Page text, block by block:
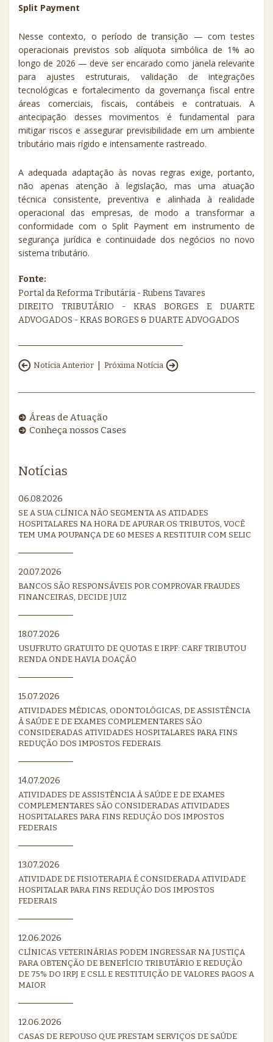
Notícias
06.08.2026
SE A SUA CLÍNICA NÃO SEGMENTA AS ATIDADES
HOSPITALARES NA HORA DE APURAR OS TRIBUTOS, VOCÊ
TEM UMA POUPANÇA DE 60 MESES A RESTITUIR COM SELIC
20.07.2026
BANCOS SÃO RESPONSÁVEIS POR COMPROVAR FRAUDES
FINANCEIRAS, DECIDE JUIZ
18.07.2026
USUFRUTO GRATUITO DE QUOTAS E IRPF: CARF TRIBUTOU
RENDA ONDE HAVIA DOAÇÃO
15.07.2026
ATIVIDADES MÉDICAS, ODONTOLÓGICAS, DE ASSISTÊNCIA
À SAÚDE E DE EXAMES COMPLEMENTARES SÃO
CONSIDERADAS ATIVIDADES HOSPITALARES PARA FINS
REDUÇÃO DOS IMPOSTOS FEDERAIS.
14.07.2026
ATIVIDADES DE ASSISTÊNCIA À SAÚDE E DE EXAMES
COMPLEMENTARES SÃO CONSIDERADAS ATIVIDADES
HOSPITALARES PARA FINS REDUÇÃO DOS IMPOSTOS
FEDERAIS
13.07.2026
ATIVIDADE DE FISIOTERAPIA É CONSIDERADA ATIVIDADE
HOSPITALAR PARA FINS REDUÇÃO DOS IMPOSTOS
FEDERAIS
12.06.2026
CLÍNICAS VETERINÁRIAS PODEM INGRESSAR NA JUSTIÇA
PARA OBTENÇÃO DE BENEFÍCIO TRIBUTÁRIO E REDUÇÃO
DE 75% DO IRPJ E CSLL E RESTITUIÇÃO DE VALORES PAGOS A
MAIOR
12.06.2026
CASAS DE REPOUSO QUE PRESTAM SERVIÇOS DE SAÚDE
Split Payment
Nesse contexto, o período de transição — com testes
operacionais previstos sob alíquota simbólica de 1% ao
longo de 2026 — deve ser encarado como janela relevante
para ajustes estruturais, validação de integrações
tecnológicas e fortalecimento da governança fiscal entre
áreas comerciais, fiscais, contábeis e contratuais. A
antecipação desses movimentos é fundamental para
mitigar riscos e assegurar previsibilidade em um ambiente
tributário mais rígido e intensamente rastreado.
A adequada adaptação às novas regras exige, portanto,
não apenas atenção à legislação, mas uma atuação
técnica consistente, preventiva e alinhada à realidade
operacional das empresas, de modo a transformar a
conformidade com o Split Payment em instrumento de
segurança jurídica e continuidade dos negócios no novo
sistema tributário.
Fonte:
Portal da Reforma Tributária - Rubens Tavares
DIREITO TRIBUTÁRIO - KRAS BORGES E DUARTE
ADVOGADOS - KRAS BORGES & DUARTE ADVOGADOS
Notícia Anterior | Próxima Notícia
Áreas de Atuação
Conheça nossos Cases